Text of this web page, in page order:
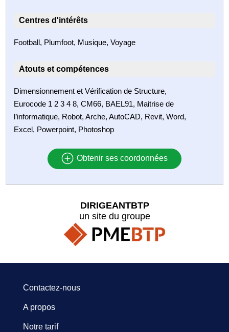
Centres d'intérêts
Football, Plumfoot, Musique, Voyage
Atouts et compétences
Dimensionnement et Vérification de Structure,
Eurocode 1 2 3 4 8, CM66, BAEL91, Maitrise de
l’informatique, Robot, Arche, AutoCAD, Revit, Word,
Excel, Powerpoint, Photoshop
Obtenir ses coordonnées
DIRIGEANTBTP
un site du groupe
Contactez-nous
A propos
Notre tarif